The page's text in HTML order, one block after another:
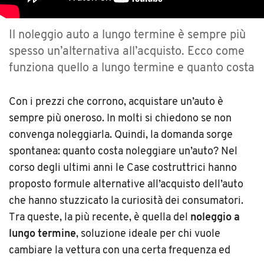
Il noleggio auto a lungo termine è sempre più
spesso un’alternativa all’acquisto. Ecco come
funziona quello a lungo termine e quanto costa
Con i prezzi che corrono, acquistare un’auto è
sempre più oneroso. In molti si chiedono se non
convenga noleggiarla. Quindi, la domanda sorge
spontanea: quanto costa noleggiare un’auto? Nel
corso degli ultimi anni le Case costruttrici hanno
proposto formule alternative all’acquisto dell’auto
che hanno stuzzicato la curiosità dei consumatori.
Tra queste, la più recente, è quella del noleggio a
lungo termine, soluzione ideale per chi vuole
cambiare la vettura con una certa frequenza ed